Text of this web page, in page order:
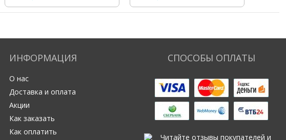
ИНФОРМАЦИЯ
О нас
Доставка и оплата
Акции
Как заказать
Как оплатить
СПОСОБЫ ОПЛАТЫ